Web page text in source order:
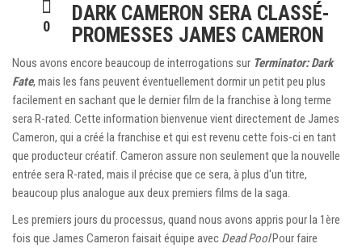
0
DARK CAMERON SERA CLASSÉ-
PROMESSES JAMES CAMERON
Nous avons encore beaucoup de interrogations sur Terminator: Dark
Fate, mais les fans peuvent éventuellement dormir un petit peu plus
facilement en sachant que le dernier film de la franchise à long terme
sera R-rated. Cette information bienvenue vient directement de James
Cameron, qui a créé la franchise et qui est revenu cette fois-ci en tant
que producteur créatif. Cameron assure non seulement que la nouvelle
entrée sera R-rated, mais il précise que ce sera, à plus d'un titre,
beaucoup plus analogue aux deux premiers films de la saga.
Les premiers jours du processus, quand nous avons appris pour la 1ère
fois que James Cameron faisait équipe avec Dead PoolPour faire